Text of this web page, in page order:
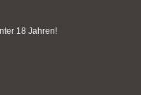
18 Jahren!